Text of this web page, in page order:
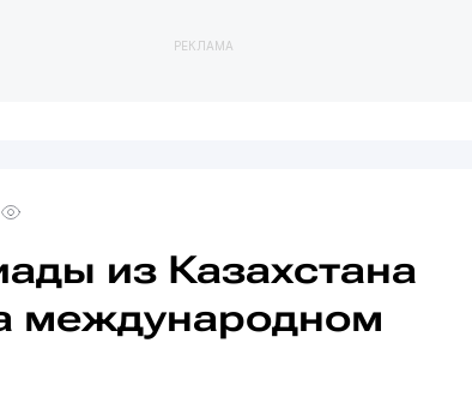
РЕКЛАМА
из Казахстана
международном